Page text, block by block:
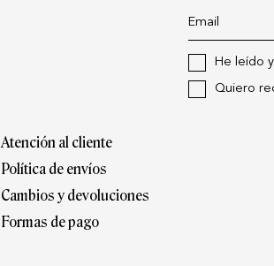
He leído
Quiero
Atención al cliente
Política de envíos
Cambios y devoluciones
Formas de pago